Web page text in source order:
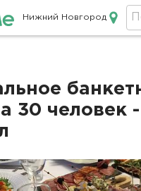
Кейтеринг в
Нижний Новгород
30 человек